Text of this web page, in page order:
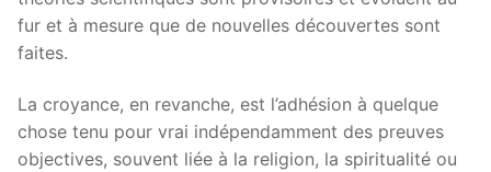
fur et à mesure que de nouvelles découvertes sont
faites.
La croyance, en revanche, est l’adhésion à quelque
chose tenu pour vrai indépendamment des preuves
objectives, souvent liée à la religion, la spiritualité ou